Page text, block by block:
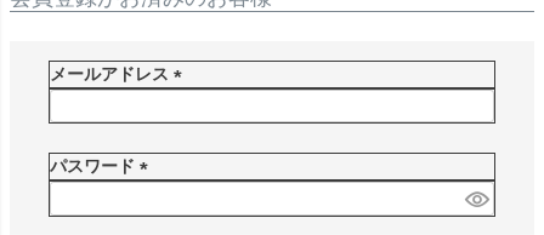
メールアドレス
須
)
パスワード
必